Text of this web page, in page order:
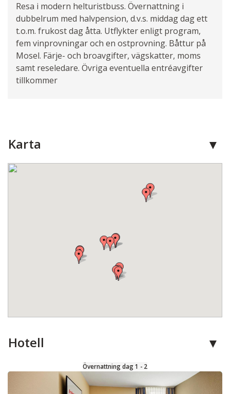
Resa i modern helturistbuss. Övernattning i
dubbelrum med halvpension, d.v.s. middag dag ett
t.o.m. frukost dag åtta. Utflykter enligt program,
fem vinprovningar och en ostprovning. Båttur på
Mosel. Färje- och broavgifter, vägskatter, moms
samt reseledare. Övriga eventuella entréavgifter
tillkommer
Karta
Hotell
Övernattning dag 1 - 2